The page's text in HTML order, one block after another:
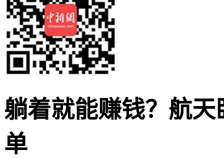
躺着就能赚钱？航
单